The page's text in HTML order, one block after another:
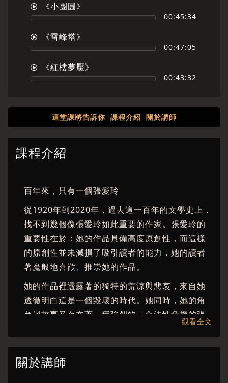
《小團圓》
00:45:34
《雷峰塔》
00:47:05
《紅樓夢魘》
00:43:32
這堂課將告訴你 課程介紹 關於講師
課程介紹
百年來，只有一個張愛玲
從1920年到2020年，過去這一百年的文學史上，
找不到幾個像張愛玲如此重要的作家。張愛玲的
重要性在於：她的作品具備高度原創性，而這樣
的原創性並未減損了吸引讀者的能力，她的讀者
著魔般地喜歡、推崇她的作品。
她的作品裡透露著的獨特的荒涼與悲哀，來自她
透徹明白這是一個毀壞的時代。她同時，她的角
色與故事又存在著一種強烈的「合法性危機的張
力」。「我應當是快樂的」──以虛無襯底，才浮
張愛玲真正傲於世人的本事。
觀看全文
關於講師